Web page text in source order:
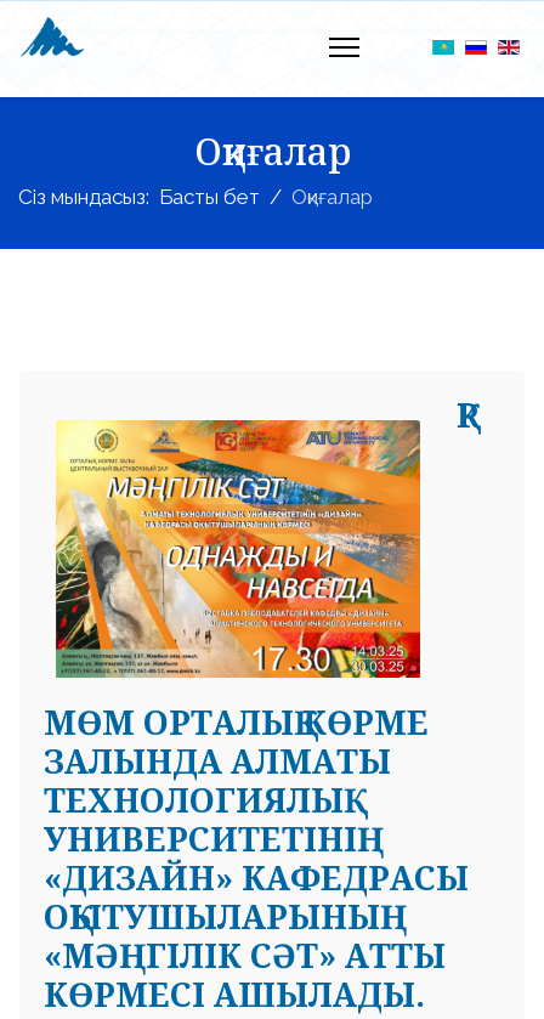
Оқиғалар
Сіз мындасыз: Басты бет Оқиғалар
ҚР
МӨМ ОРТАЛЫҚ КӨРМЕ
ЗАЛЫНДА АЛМАТЫ
ТЕХНОЛОГИЯЛЫҚ
УНИВЕРСИТЕТІНІҢ
«ДИЗАЙН» КАФЕДРАСЫ
ОҚЫТУШЫЛАРЫНЫҢ
«МӘҢГІЛІК СӘТ» АТТЫ
КӨРМЕСІ АШЫЛАДЫ.